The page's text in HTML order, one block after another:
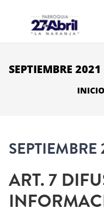
SEPTIEMBRE 2021
INICIO
SEPTIEMBRE
ART. 7